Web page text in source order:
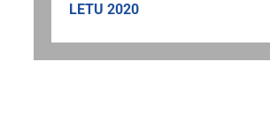
LETU 2020